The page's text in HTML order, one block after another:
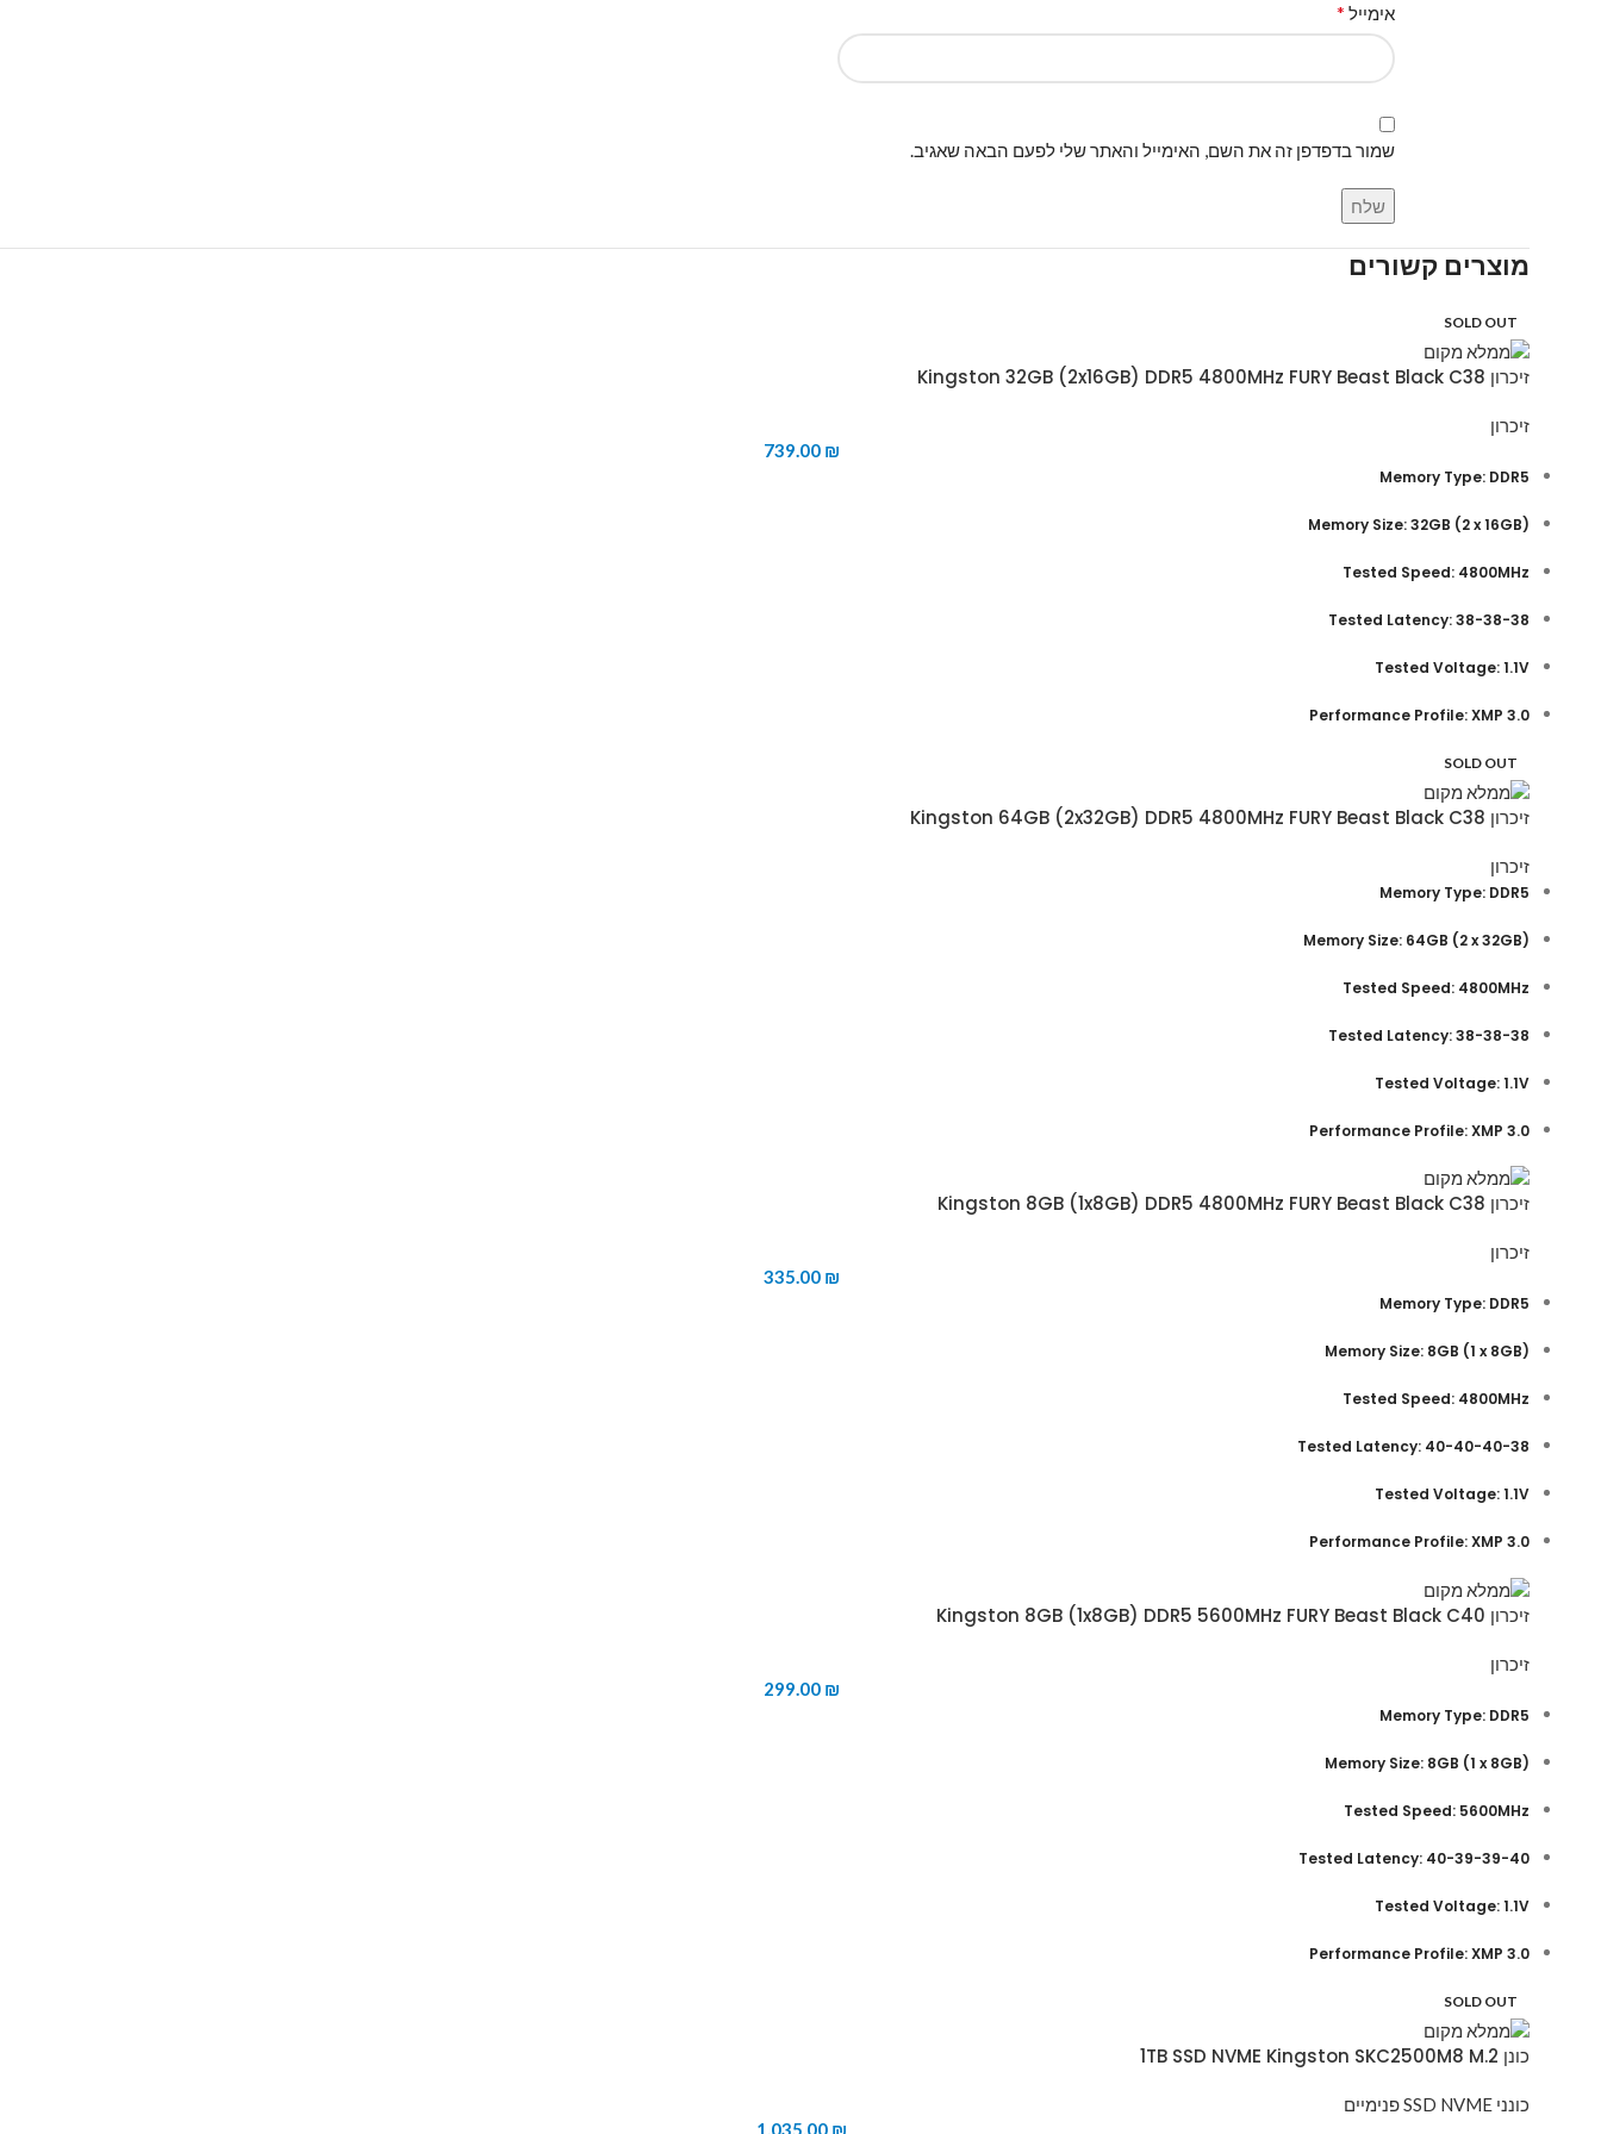
אימייל *
שמור בדפדפן זה את השם, האימייל והאתר שלי לפעם הבאה שאגיב.
מוצרים קשורים
SOLD OUT
זיכרון Kingston 32GB (2x16GB) DDR5 4800MHz FURY Beast Black C38
זיכרון
739.00 ₪
Memory Type: DDR5
(Memory Size: 32GB (2 x 16GB
Tested Speed: 4800MHz
Tested Latency: 38-38-38
Tested Voltage: 1.1V
Performance Profile: XMP 3.0
SOLD OUT
זיכרון Kingston 64GB (2x32GB) DDR5 4800MHz FURY Beast Black C38
זיכרון
Memory Type: DDR5
(Memory Size: 64GB (2 x 32GB
Tested Speed: 4800MHz
Tested Latency: 38-38-38
Tested Voltage: 1.1V
Performance Profile: XMP 3.0
זיכרון Kingston 8GB (1x8GB) DDR5 4800MHz FURY Beast Black C38
זיכרון
335.00 ₪
Memory Type: DDR5
(Memory Size: 8GB (1 x 8GB
Tested Speed: 4800MHz
Tested Latency: 40-40-40-38
Tested Voltage: 1.1V
Performance Profile: XMP 3.0
זיכרון Kingston 8GB (1x8GB) DDR5 5600MHz FURY Beast Black C40
זיכרון
299.00 ₪
Memory Type: DDR5
(Memory Size: 8GB (1 x 8GB
Tested Speed: 5600MHz
Tested Latency: 40-39-39-40
Tested Voltage: 1.1V
Performance Profile: XMP 3.0
SOLD OUT
כונן 1TB SSD NVME Kingston SKC2500M8 M.2
כונני SSD NVME פנימיים
1,035.00 ₪